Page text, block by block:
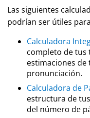
Las siguientes
podrían ser útiles
Calculadora
completo de tus
estimaciones
pronunciación.
Calculadora de
estructura de
del número de